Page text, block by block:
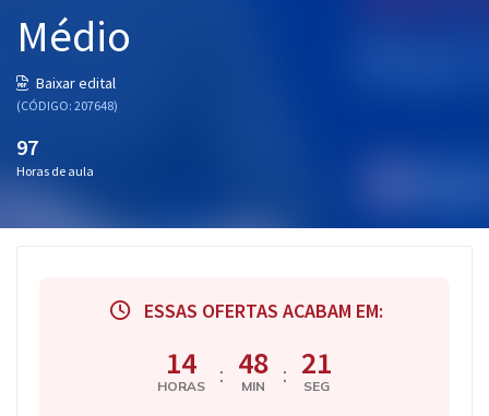
Médio
Baixar edital
(CÓDIGO: 207648)
97
Horas de aula
ESSAS OFERTAS ACABAM EM:
14
HORAS : 48
MIN : 21
SEG